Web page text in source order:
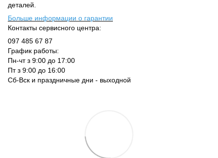
деталей.
Больше информации о гарантии
Контакты сервисного центра:
097 485 67 87
График работы:
Пн-чт з 9:00 до 17:00
Пт з 9:00 до 16:00
Сб-Вск и праздничные дни - выходной